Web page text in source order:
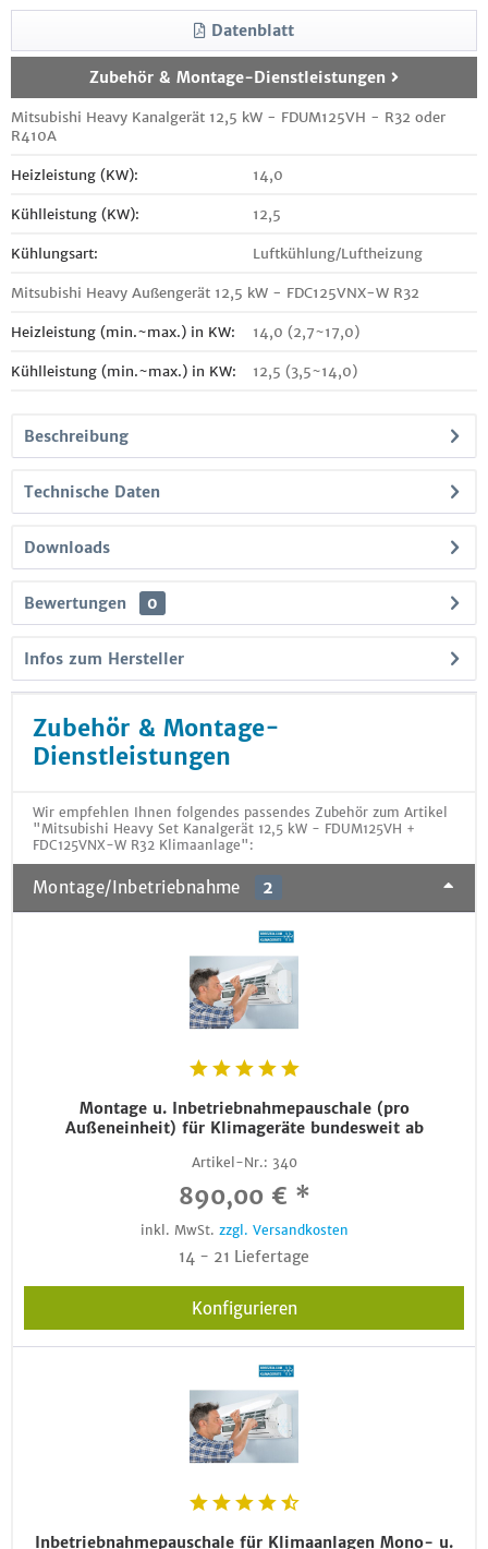
Datenblatt
Zubehör & Montage-Dienstleistungen
Mitsubishi Heavy Kanalgerät 12,5 kW - FDUM125VH - R32 oder
R410A
Heizleistung (KW): 14,0
Kühlleistung (KW): 12,5
Kühlungsart: Luftkühlung/Luftheizung
Mitsubishi Heavy Außengerät 12,5 kW - FDC125VNX-W R32
Heizleistung (min.~max.) in KW: 14,0 (2,7~17,0)
Kühlleistung (min.~max.) in KW: 12,5 (3,5~14,0)
Beschreibung
Technische Daten
Downloads
Bewertungen 0
Infos zum Hersteller
Zubehör & Montage-
Dienstleistungen
Wir empfehlen Ihnen folgendes passendes Zubehör zum Artikel
"Mitsubishi Heavy Set Kanalgerät 12,5 kW - FDUM125VH +
FDC125VNX-W R32 Klimaanlage":
Montage/Inbetriebnahme 2
Montage u. Inbetriebnahmepauschale (pro
Außeneinheit) für Klimageräte bundesweit ab
Artikel-Nr.: 340
890,00 € *
inkl. MwSt. zzgl. Versandkosten
14 - 21 Liefertage
Konfigurieren
Inbetriebnahmepauschale für Klimaanlagen Mono- u.